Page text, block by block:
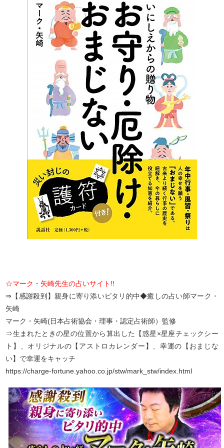
☆マーク・矢崎先生の占いサイト!!
⇒【感謝殺到】親身に寄り添いピタリ的中◆癒しの占い師マーク・
矢崎
マーク・矢崎(日本占術協会・理事・認定占術師）監修
⇒生まれたときの星の位置から算出した【惑星×星座チェックシー
ト】、オリジナルの【アストロカレンダー】、幸運の【おまじな
い】で幸運をキャッチ
https://charge-fortune.yahoo.co.jp/stw/mark_stw/index.html